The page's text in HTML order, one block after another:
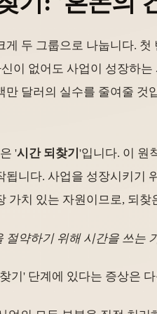
게 두 그룹으로 나눕니다. 첫
이 없어도 사업이 성장하
만 달러의 실수를 줄여줄 것
'시간 되찾기 '입니다. 이 원
됩니다. 사업을 성장시키기
가치 있는 자원이므로, 되
절약하기 위해 시간을 쓰는
기' 단계에 있다는 증상은